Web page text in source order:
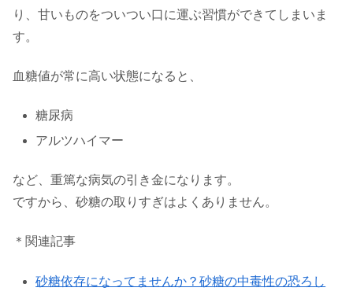
り、甘いものをついつい口に運ぶ習慣ができてしまいま
す。
血糖値が常に高い状態になると、
糖尿病
アルツハイマー
など、重篤な病気の引き金になります。
ですから、砂糖の取りすぎはよくありません。
＊関連記事
砂糖依存になってませんか？砂糖の中毒性の恐ろし